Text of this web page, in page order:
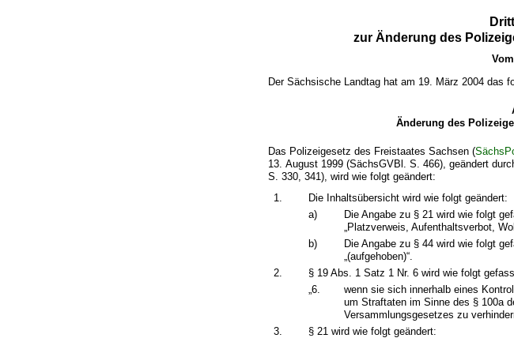
zur Änderung des
Der Sächsische Landtag hat am 19. März 2004 das
Änderung des
Das Polizeigesetz des Freistaates Sachsen (
13. August 1999 (SächsGVBl. S. 466), geändert
S. 330, 341), wird wie folgt geändert:
1.
Die Inhaltsübersicht wird wie folgt geändert:
a)
Die Angabe zu § 21 wird wie folgt
„Platzverweis, Aufenthaltsverbot,
b)
Die Angabe zu § 44 wird wie folgt
„(aufgehoben)“.
2.
§ 19 Abs. 1 Satz 1 Nr. 6 wird wie folgt
„6.
wenn sie sich innerhalb eines
um Straftaten im Sinne des § 100a
Versammlungsgesetzes zu
3.
§ 21 wird wie folgt geändert: